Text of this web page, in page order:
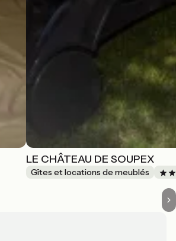
LE CHÂTEAU DE SOUPEX
Gîtes et locations de meublés